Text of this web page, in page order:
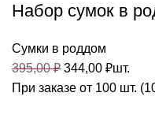
Набор сумок в
Сумки в роддом
395,00₽ 344,00 ₽шт.
При заказе от 100 шт.